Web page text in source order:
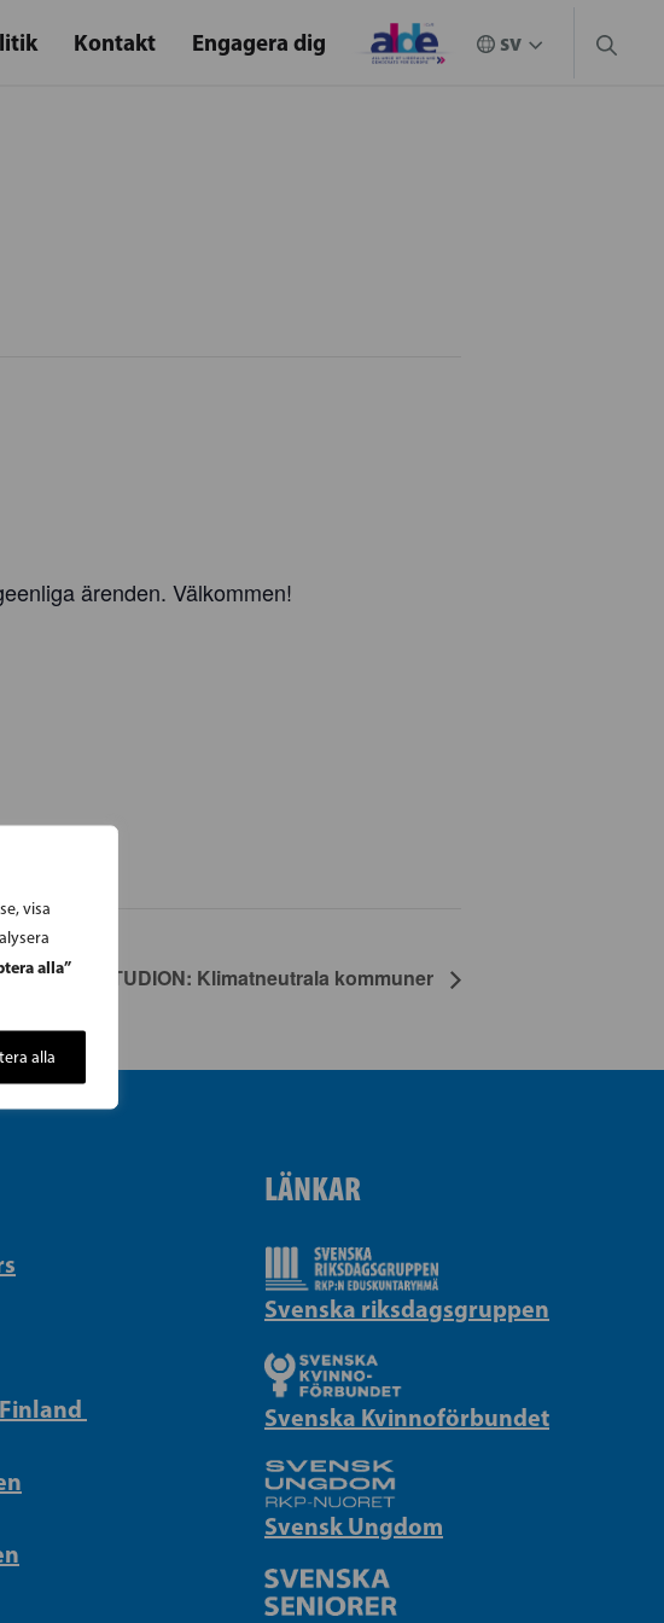
visa
alla”
alla
Kontakt Engagera dig
ärenden. Välkommen!
SFP-STUDION: Klimatneutrala kommuner
LÄNKAR
Svenska riksdagsgruppen
Svenska Kvinnoförbundet
Svensk Ungdom